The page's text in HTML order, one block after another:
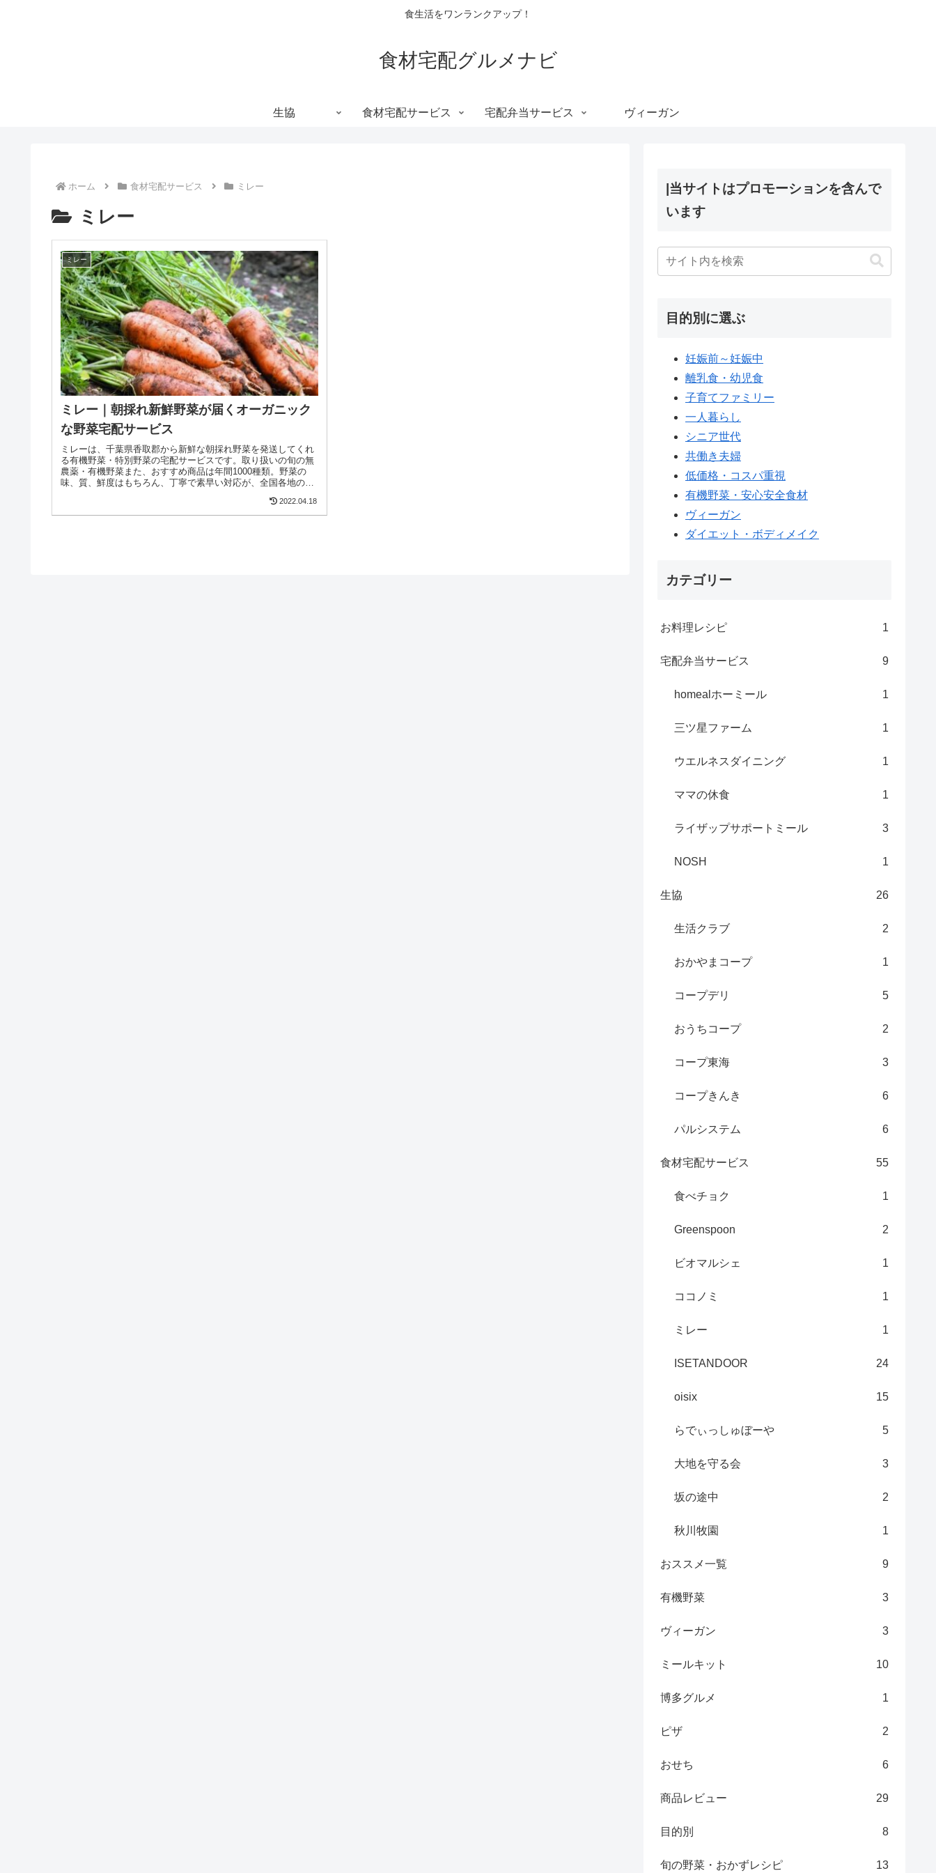
食生活をワンランクアップ！
食材宅配グルメナビ
生協 食材宅配サービス 宅配弁当サービス ヴィーガン
ホーム 食材宅配サービス ミレー
ミレー
ミレー
ミレー｜朝採れ新鮮野菜が届くオーガニック
な野菜宅配サービス
ミレーは、千葉県香取郡から新鮮な朝採れ野菜を発送してくれ
る有機野菜・特別野菜の宅配サービスです。取り扱いの旬の無
農薬・有機野菜また、おすすめ商品は年間1000種類。野菜の
味、質、鮮度はもちろん、丁寧で素早い対応が、全国各地のリ
2022.04.18
|当サイトはプロモーションを含んで
います
目的別に選ぶ
妊娠前～妊娠中
離乳食・幼児食
子育てファミリー
一人暮らし
シニア世代
共働き夫婦
低価格・コスパ重視
有機野菜・安心安全食材
ヴィーガン
ダイエット・ボディメイク
カテゴリー
お料理レシピ 1
宅配弁当サービス 9
homealホーミール 1
三ツ星ファーム 1
ウエルネスダイニング 1
ママの休食 1
ライザップサポートミール 3
NOSH 1
生協 26
生活クラブ 2
おかやまコープ 1
コープデリ 5
おうちコープ 2
コープ東海 3
コープきんき 6
パルシステム 6
食材宅配サービス 55
食べチョク 1
Greenspoon 2
ビオマルシェ 1
ココノミ 1
ミレー 1
ISETANDOOR 24
oisix 15
らでぃっしゅぼーや 5
大地を守る会 3
坂の途中 2
秋川牧園 1
おススメ一覧 9
有機野菜 3
ヴィーガン 3
ミールキット 10
博多グルメ 1
ピザ 2
おせち 6
商品レビュー 29
目的別 8
旬の野菜・おかずレシピ 13